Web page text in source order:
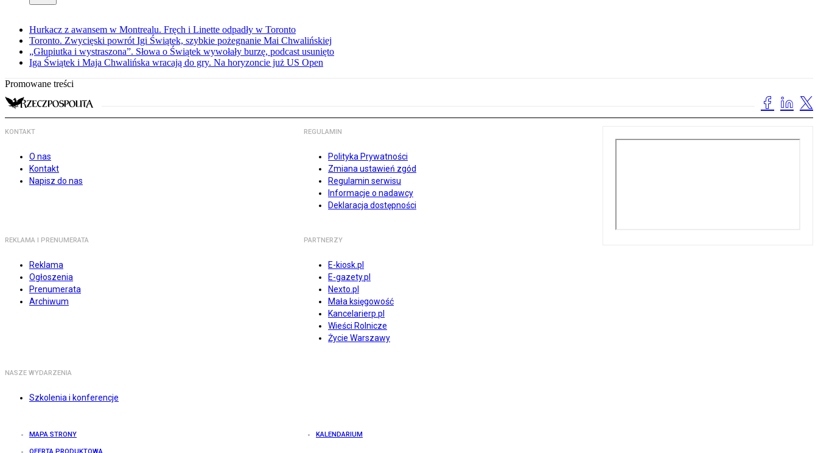
Hurkacz z awansem w Montrealu. Fręch i Linette odpadły w Toronto
Toronto. Zwycięski powrót Igi Świątek, szybkie pożegnanie Mai Chwalińskiej
„Głupiutka i wystraszona”. Słowa o Świątek wywołały burzę, podcast usunięto
Iga Świątek i Maja Chwalińska wracają do gry. Na horyzoncie już US Open
Promowane treści
KONTAKT
O nas
Kontakt
Napisz do nas
REGULAMIN
Polityka Prywatności
Zmiana ustawień zgód
Regulamin serwisu
Informacje o nadawcy
Deklaracja dostępności
REKLAMA I PRENUMERATA
Reklama
Ogłoszenia
Prenumerata
Archiwum
PARTNERZY
E-kiosk.pl
E-gazety.pl
Nexto.pl
Mała księgowość
Kancelarierp.pl
Wieści Rolnicze
Życie Warszawy
NASZE WYDARZENIA
Szkolenia i konferencje
MAPA STRONY KALENDARIUM